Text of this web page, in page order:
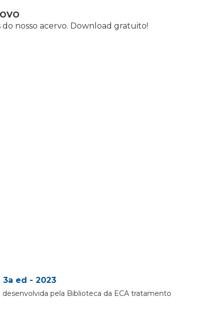
do nosso acervo. Download gratuito!
ed - 2023
pela Biblioteca da ECA tratamento